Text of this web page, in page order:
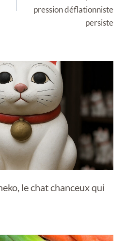
pression déflationniste
persiste
le chat chanceux qui